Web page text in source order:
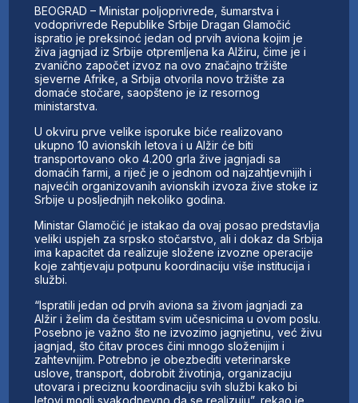
BEOGRAD – Ministar poljoprivrede, šumarstva i
vodoprivrede Republike Srbije Dragan Glamočić
ispratio je preksinoć jedan od prvih aviona kojim je
živa jagnjad iz Srbije otpremljena ka Alžiru, čime je i
zvanično započet izvoz na ovo značajno tržište
sjeverne Afrike, a Srbija otvorila novo tržište za
domaće stočare, saopšteno je iz resornog
ministarstva.
U okviru prve velike isporuke biće realizovano
ukupno 10 avionskih letova i u Alžir će biti
transportovano oko 4.200 grla žive jagnjadi sa
domaćih farmi, a riječ je o jednom od najzahtjevnijih i
najvećih organizovanih avionskih izvoza žive stoke iz
Srbije u posljednjih nekoliko godina.
Ministar Glamočić je istakao da ovaj posao predstavlja
veliki uspjeh za srpsko stočarstvo, ali i dokaz da Srbija
ima kapacitet da realizuje složene izvozne operacije
koje zahtjevaju potpunu koordinaciju više institucija i
službi.
“Ispratili jedan od prvih aviona sa živom jagnjadi za
Alžir i želim da čestitam svim učesnicima u ovom poslu.
Posebno je važno što ne izvozimo jagnjetinu, već živu
jagnjad, što čitav proces čini mnogo složenijim i
zahtevnijim. Potrebno je obezbediti veterinarske
uslove, transport, dobrobit životinja, organizaciju
utovara i preciznu koordinaciju svih službi kako bi
letovi mogli svakodnevno da se realizuju”, rekao je